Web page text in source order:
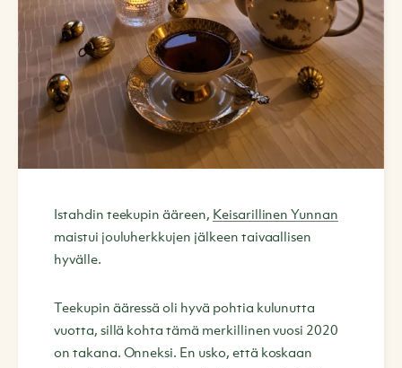
Istahdin teekupin ääreen, Keisarillinen Yunnan
maistui jouluherkkujen jälkeen taivaallisen
hyvälle.
Teekupin ääressä oli hyvä pohtia kulunutta
vuotta, sillä kohta tämä merkillinen vuosi 2020
on takana. Onneksi. En usko, että koskaan